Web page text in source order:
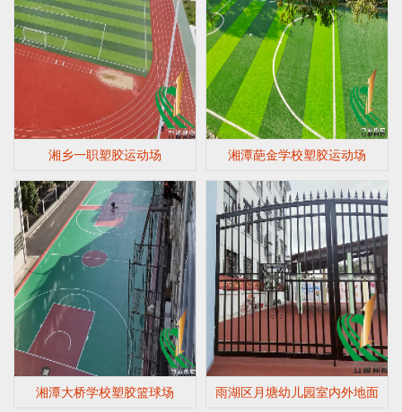
湘乡一职塑胶运动场 湘潭葩金学校塑胶运动场
湘潭大桥学校塑胶篮球场 雨湖区月塘幼儿园室内外地面